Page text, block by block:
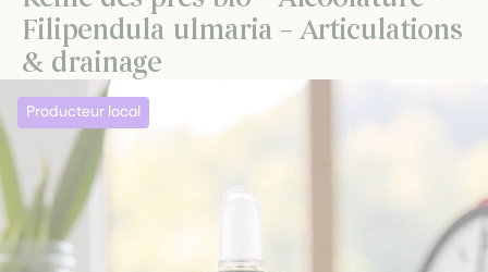
Filipendula ulmaria – Articulations
& drainage